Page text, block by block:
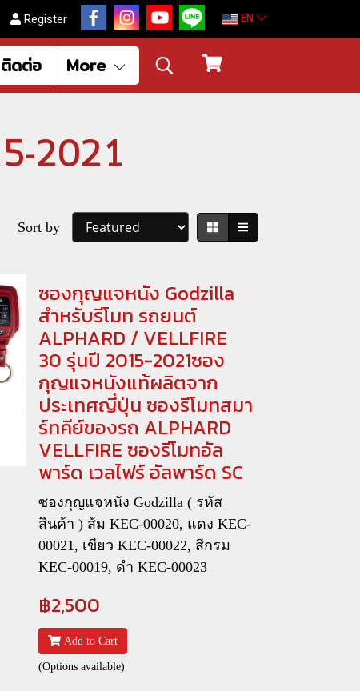
Register EN
ติดต่อ More
2021
Sort by
ซองกุญแจหนัง Godzilla
สำหรับรีโมท รถยนต์
ALPHARD / VELLFIRE
30 รุ่นปี 2015-2021ซอง
กุญแจหนังแท้ผลิตจาก
ประเทศญี่ปุ่น ซองรีโมทสมา
ร์ทคีย์ของรถ ALPHARD
VELLFIRE ซองรีโมทอัล
พาร์ด เวลไฟร์ อัลพาร์ด SC
ซองกุญแจหนัง Godzilla ( รหัส
สินค้า ) ส้ม KEC-00020, แดง KEC-
00021, เขียว KEC-00022, สีกรม
KEC-00019, ดำ KEC-00023
฿2,500
Add to Cart
(Options available)